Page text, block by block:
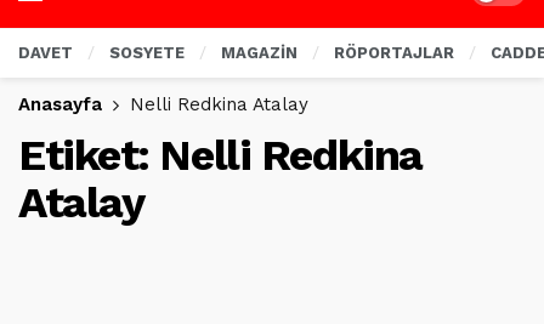
DAVET SOSYETE MAGAZİN RÖPORTAJLAR
Anasayfa Nelli Redkina Atalay
Etiket: Nelli Redkina
Atalay